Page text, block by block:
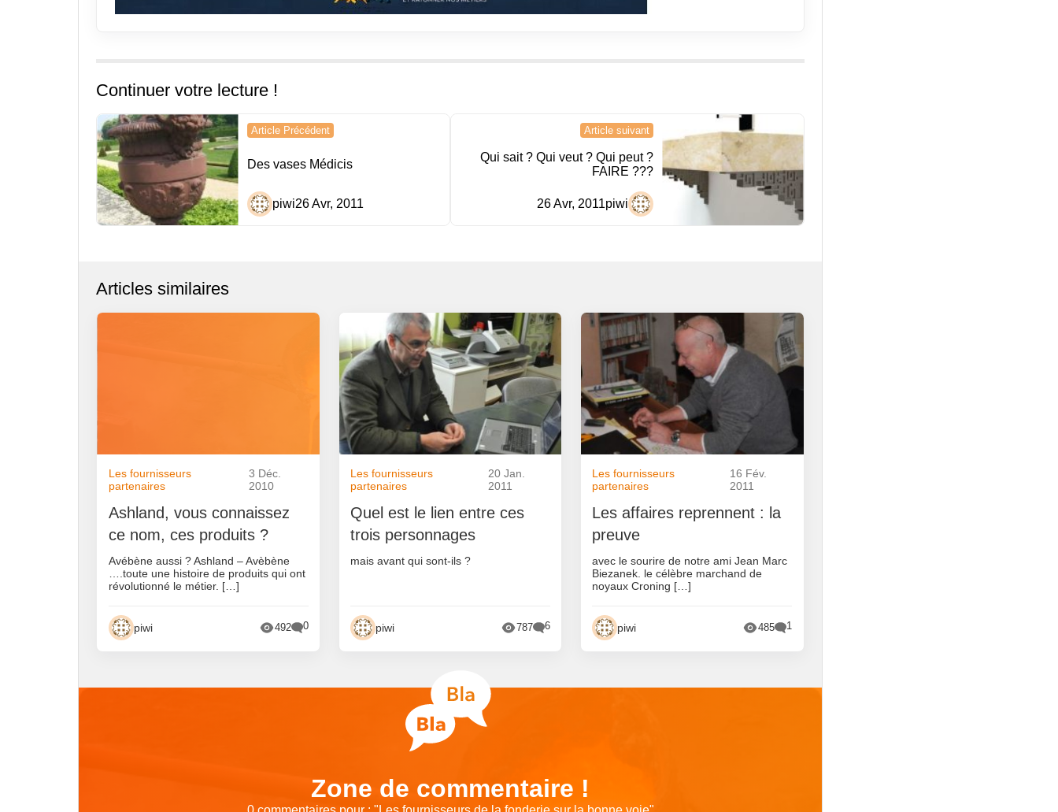
Continuer votre lecture !
Navigation
de
l’article
Article Précédent
Des vases Médicis
piwi26 Avr, 2011
Article suivant
Qui sait ? Qui veut ? Qui peut ?
FAIRE ???
piwi
26 Avr, 2011
Articles similaires
Les fournisseurs
partenaires
3 Déc.
2010
Ashland, vous connaissez
ce nom, ces produits ?
Avébène aussi ? Ashland – Avèbène
….toute une histoire de produits qui ont
révolutionné le métier. […]
piwi 492 0
Les fournisseurs
partenaires
20 Jan.
2011
Quel est le lien entre ces
trois personnages
mais avant qui sont-ils ?
piwi 787 6
Les fournisseurs
partenaires
16 Fév.
2011
Les affaires reprennent : la
preuve
avec le sourire de notre ami Jean Marc
Biezanek. le célèbre marchand de
noyaux Croning […]
piwi 485 1
Zone de commentaire !